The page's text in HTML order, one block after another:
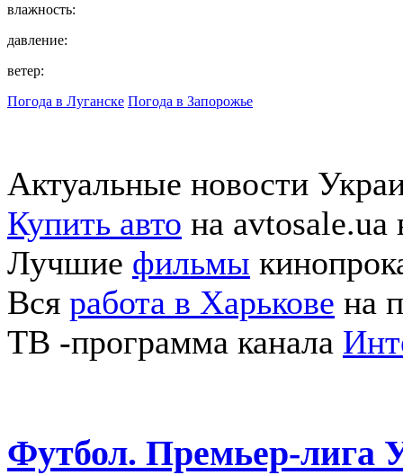
влажность:
давление:
ветер:
Погода в Луганске Погода в Запорожье
Актуальные новости
Купить авто на avtosale.ua
Лучшие фильмы
Вся работа в Харькове на
ТВ -программа канала
Футбол. Премьер-лига